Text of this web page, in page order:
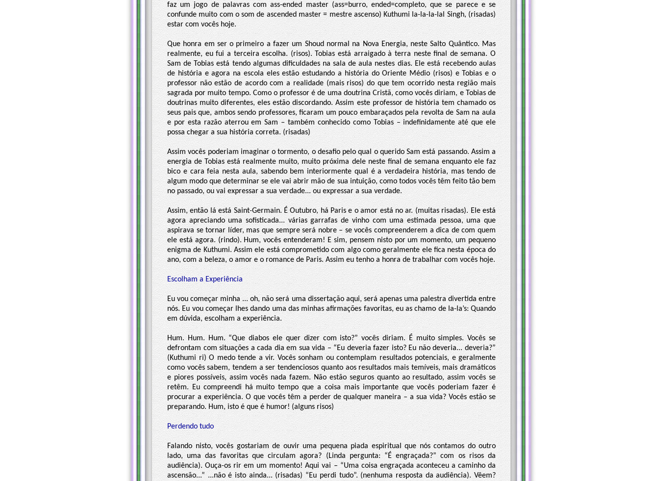
faz um jogo de palavras com ass-ended master (ass=burro, ended=completo, que se parece e se
confunde muito com o som de ascended master = mestre ascenso) Kuthumi la-la-la-lal Singh, (risadas)
estar com vocês hoje.
Que honra em ser o primeiro a fazer um Shoud normal na Nova Energia, neste Salto Quântico. Mas
realmente, eu fui a terceira escolha. (risos). Tobias está arraigado à terra neste final de semana. O
Sam de Tobias está tendo algumas dificuldades na sala de aula nestes dias. Ele está recebendo aulas
de história e agora na escola eles estão estudando a história do Oriente Médio (risos) e Tobias e o
professor não estão de acordo com a realidade (mais risos) do que tem ocorrido nesta região mais
sagrada por muito tempo. Como o professor é de uma doutrina Cristã, como vocês diriam, e Tobias de
doutrinas muito diferentes, eles estão discordando. Assim este professor de história tem chamado os
seus pais que, ambos sendo professores, ficaram um pouco embaraçados pela revolta de Sam na aula
e por esta razão aterrou em Sam – também conhecido como Tobias – indefinidamente até que ele
possa chegar a sua história correta. (risadas)
Assim vocês poderiam imaginar o tormento, o desafio pelo qual o querido Sam está passando. Assim a
energia de Tobias está realmente muito, muito próxima dele neste final de semana enquanto ele faz
bico e cara feia nesta aula, sabendo bem interiormente qual é a verdadeira história, mas tendo de
algum modo que determinar se ele vai abrir mão de sua intuição, como todos vocês têm feito tão bem
no passado, ou vai expressar a sua verdade... ou expressar a sua verdade.
Assim, então lá está Saint-Germain. É Outubro, há Paris e o amor está no ar. (muitas risadas). Ele está
agora apreciando uma sofisticada... várias garrafas de vinho com uma estimada pessoa, uma que
aspirava se tornar líder, mas que sempre será nobre – se vocês compreenderem a dica de com quem
ele está agora. (rindo). Hum, vocês entenderam! E sim, pensem nisto por um momento, um pequeno
enigma de Kuthumi. Assim ele está comprometido com algo como geralmente ele fica nesta época do
ano, com a beleza, o amor e o romance de Paris. Assim eu tenho a honra de trabalhar com vocês hoje.
Escolham a Experiência
Eu vou começar minha ... oh, não será uma dissertação aqui, será apenas uma palestra divertida entre
nós. Eu vou começar lhes dando uma das minhas afirmações favoritas, eu as chamo de la-la’s: Quando
em dúvida, escolham a experiência.
Hum. Hum. Hum. “Que diabos ele quer dizer com isto?” vocês diriam. É muito simples. Vocês se
defrontam com situações a cada dia em sua vida – “Eu deveria fazer isto? Eu não deveria... deveria?”
(Kuthumi ri) O medo tende a vir. Vocês sonham ou contemplam resultados potenciais, e geralmente
como vocês sabem, tendem a ser tendenciosos quanto aos resultados mais temíveis, mais dramáticos
e piores possíveis, assim vocês nada fazem. Não estão seguros quanto ao resultado, assim vocês se
retêm. Eu compreendi há muito tempo que a coisa mais importante que vocês poderiam fazer é
procurar a experiência. O que vocês têm a perder de qualquer maneira – a sua vida? Vocês estão se
preparando. Hum, isto é que é humor! (alguns risos)
Perdendo tudo
Falando nisto, vocês gostariam de ouvir uma pequena piada espiritual que nós contamos do outro
lado, uma das favoritas que circulam agora? (Linda pergunta: “É engraçada?” com os risos da
audiência). Ouça-os rir em um momento! Aqui vai – “Uma coisa engraçada aconteceu a caminho da
ascensão...” ...não é isto ainda... (risadas) “Eu perdi tudo”. (nenhuma resposta da audiência). Vêem?